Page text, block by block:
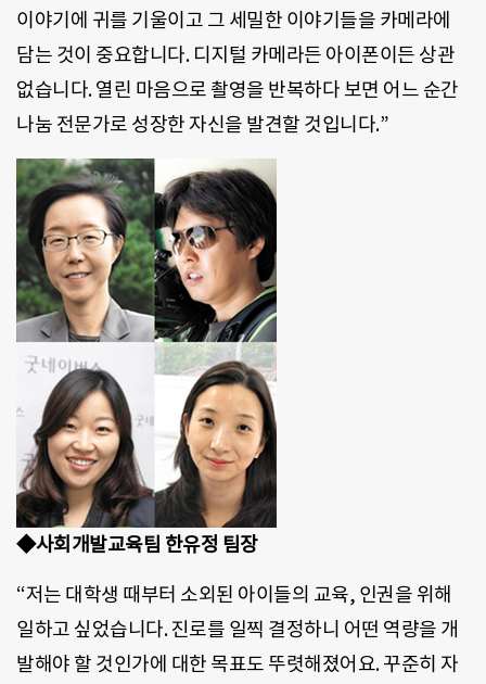
이야기에 귀를 기울이고 그 세밀한 이야기들을 카메라에
담는 것이 중요합니다. 디지털 카메라든 아이폰이든 상관
없습니다. 열린 마음으로 촬영을 반복하다 보면 어느 순간
나눔 전문가로 성장한 자신을 발견할 것입니다.”
◆사회개발교육팀 한유정 팀장
“저는 대학생 때부터 소외된 아이들의 교육, 인권을 위해
일하고 싶었습니다. 진로를 일찍 결정하니 어떤 역량을 개
발해야 할 것인가에 대한 목표도 뚜렷해졌어요. 꾸준히 자